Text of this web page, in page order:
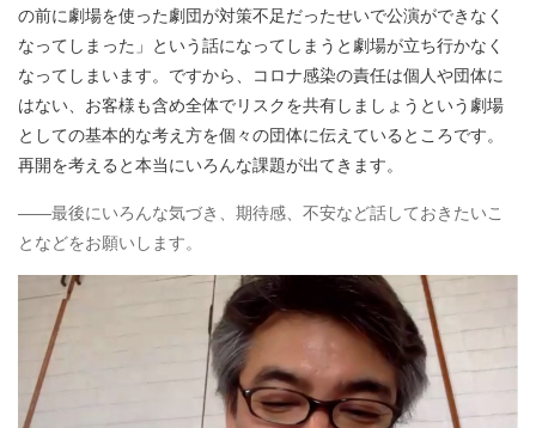
の前に劇場を使った劇団が対策不足だったせいで公演ができなく
なってしまった」という話になってしまうと劇場が立ち行かなく
なってしまいます。ですから、コロナ感染の責任は個人や団体に
はない、お客様も含め全体でリスクを共有しましょうという劇場
としての基本的な考え方を個々の団体に伝えているところです。
再開を考えると本当にいろんな課題が出てきます。
――最後にいろんな気づき、期待感、不安など話しておきたいこ
となどをお願いします。